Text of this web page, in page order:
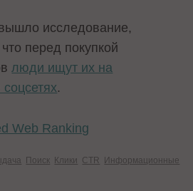
исследование,
перед покупкой
люди ищут их на
.
Web Ranking
Поиск Клики CTR
Информационные